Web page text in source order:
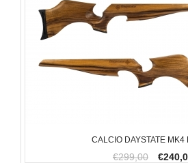
CALCIO DAYSTATE MK4
€299,00